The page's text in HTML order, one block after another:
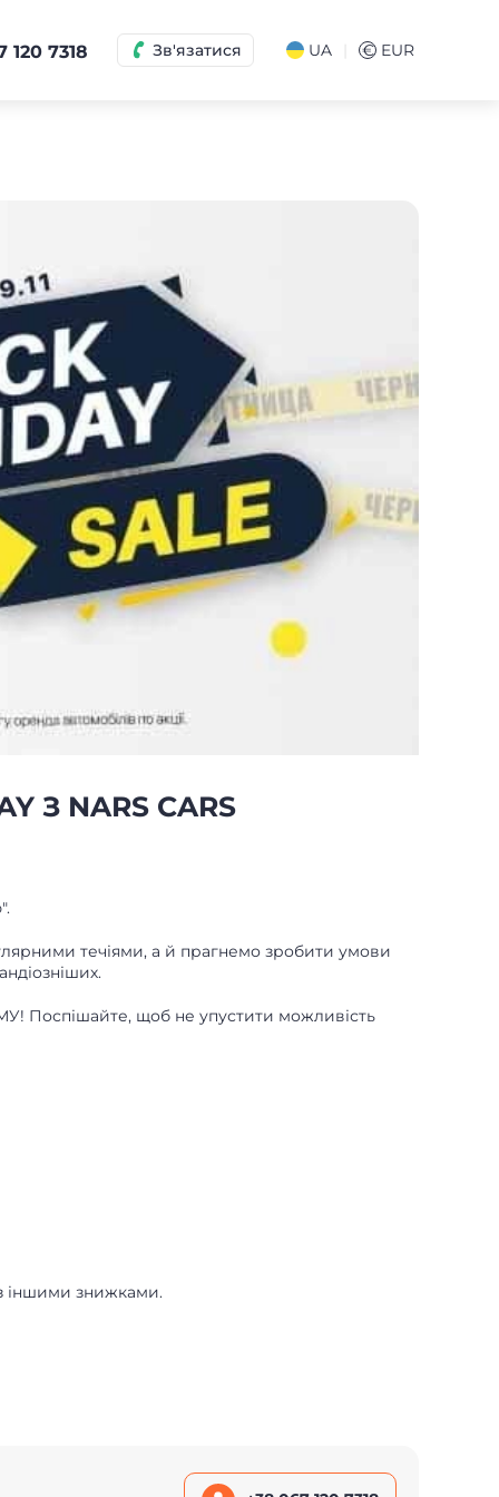
120 7318 Зв'язатися UA € EUR
NARS CARS
течіями, а й прагнемо зробити умови
Поспішайте, щоб не упустити можливість
з іншими знижками.